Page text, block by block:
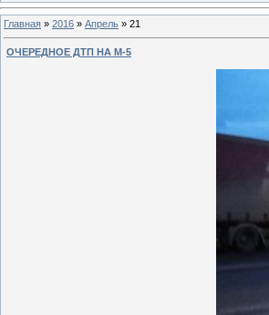
Главная » 2016 » Апрель » 21
ОЧЕРЕДНОЕ ДТП НА М-5